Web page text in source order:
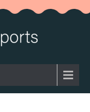
Slot
Hari
slot X500
dari PG Soft
hari ini